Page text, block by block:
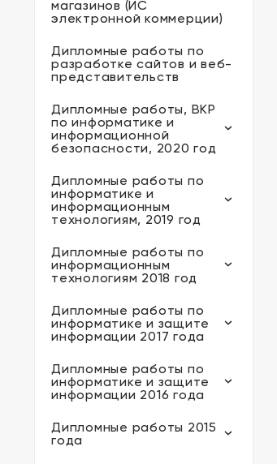
магазинов (ИС
электронной коммерции)
Дипломные работы по
разработке сайтов и веб-
представительств
Дипломные работы, ВКР
по информатике и
информационной
безопасности, 2020 год
Дипломные работы по
информатике и
информационным
технологиям, 2019 год
Дипломные работы по
информационным
технологиям 2018 год
Дипломные работы по
информатике и защите
информации 2017 года
Дипломные работы по
информатике и защите
информации 2016 года
Дипломные работы 2015
года